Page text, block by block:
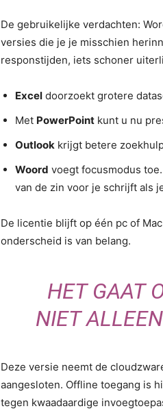
De gebruikelijke verdachten:
versies die je je misschien
responstijden, iets schoner
Excel doorzoekt grotere
Met PowerPoint kunt u nu
Outlook krijgt betere
Woord voegt focusmodus
van de zin voor je schrijft als
De licentie blijft op één pc of
onderscheid is van belang.
HET GAAT
NIET
Deze versie neemt de
aangesloten. Offline toegang is
tegen kwaadaardige